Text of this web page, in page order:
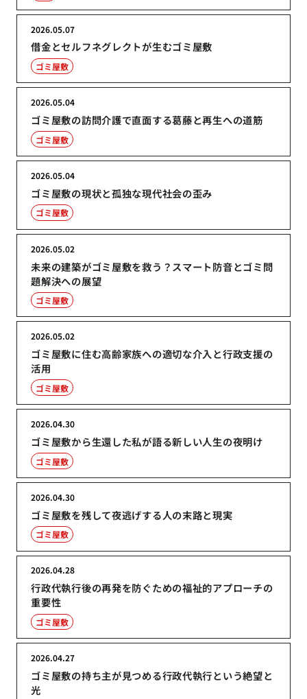
借金とセルフネグレクトが生むゴミ屋敷
2026.05.07
ゴミ屋敷
ゴミ屋敷の訪問介護で直面する葛藤と再生への道筋
2026.05.04
ゴミ屋敷
ゴミ屋敷の現状と孤独な現代社会の歪み
2026.05.04
ゴミ屋敷
未来の建築がゴミ屋敷を救う？スマート防音とゴミ問
題解決への展望
2026.05.02
ゴミ屋敷
ゴミ屋敷に住む高齢家族への適切な介入と行政支援の
活用
2026.05.02
ゴミ屋敷
ゴミ屋敷から生還した私が語る新しい人生の夜明け
2026.04.30
ゴミ屋敷
ゴミ屋敷を残して夜逃げする人の末路と現実
2026.04.30
ゴミ屋敷
行政代執行後の再発を防ぐための福祉的アプローチの
重要性
2026.04.28
ゴミ屋敷
ゴミ屋敷の持ち主が見つめる行政代執行という絶望と
光
2026.04.27